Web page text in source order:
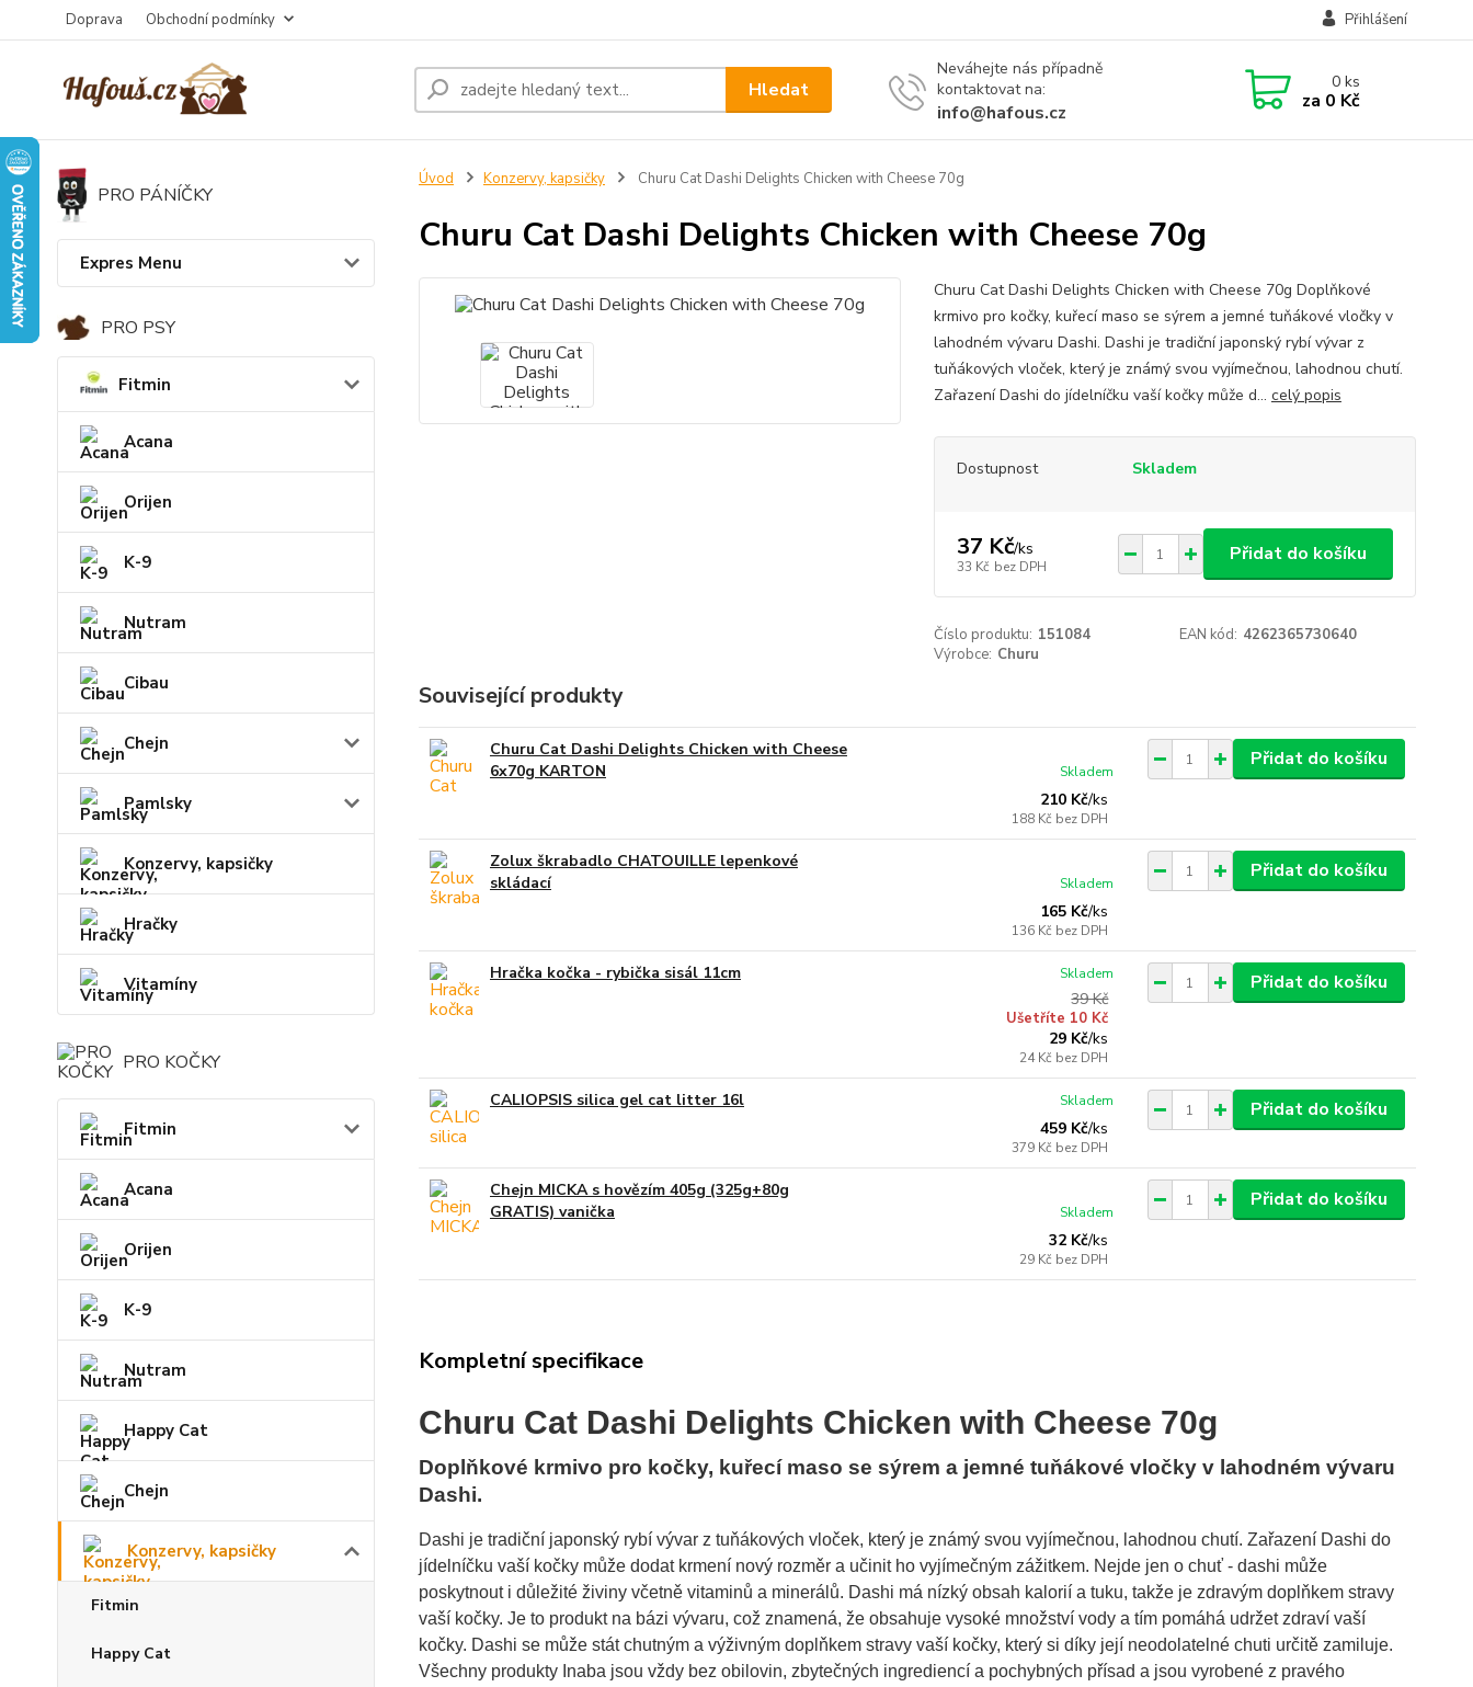
Doprava Obchodní podmínky Přihlášení
Hledat
Neváhejte nás případně
kontaktovat na:
info@hafous.cz
0ks
za 0 Kč
PRO PÁNÍČKY
Expres Menu
PRO PSY
Fitmin
Acana
Orijen
K-9
Nutram
Cibau
Chejn
Pamlsky
Konzervy, kapsičky
Hračky
Vitamíny
PRO KOČKY
Fitmin
Acana
Orijen
K-9
Nutram
Happy Cat
Chejn
Konzervy, kapsičky
Fitmin
Happy Cat
Úvod Konzervy, kapsičky Churu Cat Dashi Delights Chicken with Cheese 70g
Churu Cat Dashi Delights Chicken with Cheese 70g
Churu Cat Dashi Delights Chicken with Cheese 70g Doplňkové
krmivo pro kočky, kuřecí maso se sýrem a jemné tuňákové vločky v
lahodném vývaru Dashi. Dashi je tradiční japonský rybí vývar z
tuňákových vloček, který je známý svou vyjímečnou, lahodnou chutí.
Zařazení Dashi do jídelníčku vaší kočky může d... celý popis
Dostupnost Skladem
37 Kč/ks
33 Kč bez DPH
Přidat do košíku
Číslo produktu: 151084 EAN kód: 4262365730640
Výrobce: Churu
Související produkty
Churu Cat Dashi Delights Chicken with Cheese
6x70g KARTON
210 Kč/ks
188 Kč bez DPH
Skladem
Přidat do košíku
Zolux škrabadlo CHATOUILLE lepenkové
skládací
165 Kč/ks
136 Kč bez DPH
Skladem
Přidat do košíku
Hračka kočka - rybička sisál 11cm
39 Kč
Ušetříte 10 Kč
29 Kč/ks
24 Kč bez DPH
Skladem Přidat do košíku
CALIOPSIS silica gel cat litter 16l
459 Kč/ks
379 Kč bez DPH
Skladem Přidat do košíku
Chejn MICKA s hovězím 405g (325g+80g
GRATIS) vanička
32 Kč/ks
29 Kč bez DPH
Skladem
Přidat do košíku
Kompletní specifikace
Churu Cat Dashi Delights Chicken with Cheese 70g
Doplňkové krmivo pro kočky, kuřecí maso se sýrem a jemné tuňákové vločky v lahodném vývaru
Dashi.
Dashi je tradiční japonský rybí vývar z tuňákových vloček, který je známý svou vyjímečnou, lahodnou chutí. Zařazení Dashi do
jídelníčku vaší kočky může dodat krmení nový rozměr a učinit ho vyjímečným zážitkem. Nejde jen o chuť - dashi může
poskytnout i důležité živiny včetně vitaminů a minerálů. Dashi má nízký obsah kalorií a tuku, takže je zdravým doplňkem stravy
vaší kočky. Je to produkt na bázi vývaru, což znamená, že obsahuje vysoké množství vody a tím pomáhá udržet zdraví vaší
kočky. Dashi se může stát chutným a výživným doplňkem stravy vaší kočky, který si díky její neodolatelné chuti určitě zamiluje.
Všechny produkty Inaba jsou vždy bez obilovin, zbytečných ingrediencí a pochybných přísad a jsou vyrobené z pravého